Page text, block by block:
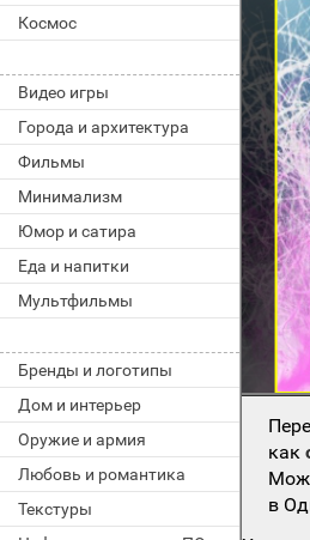
Космос
Видео игры
Города и архитектура
Фильмы
Минимализм
Юмор и сатира
Еда и напитки
Мультфильмы
Бренды и логотипы
Дом и интерьер
Оружие и армия
Любовь и романтика
Текстуры
как
в